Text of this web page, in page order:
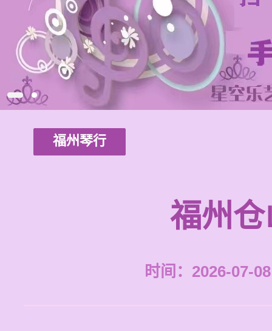
福州琴行
福州
时间：2026-07-